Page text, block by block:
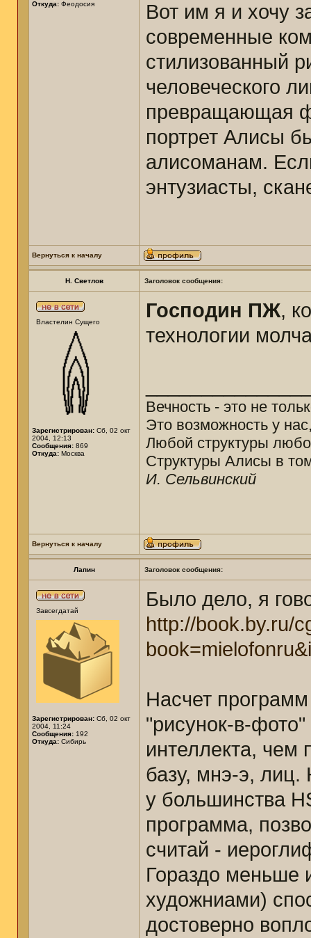
Откуда: Феодосия
Вот им я и хочу
современные
стилизованный
человеческого
превращающая
портрет Алисы
алисоманам.
энтузиасты,
Вернуться к началу
Н. Светлов Заголовок сообщения:
Властелин Сущего
Зарегистрирован: Сб, 02 окт
2004, 12:13
Сообщения: 869
Откуда: Москва
Господин ПЖ,
технологии
Вечность - это не
Это возможность у
Любой структуры
Структуры Алисы в
И. Сельвинский
Вернуться к началу
Лапин Заголовок сообщения:
Завсегдатай
Зарегистрирован: Сб, 02 окт
2004, 11:24
Сообщения: 192
Откуда: Сибирь
Было дело, я
http://book.by.ru/
Насчет
"рисунок-в-
интеллекта, чем
базу, мнэ-э, лиц.
у большинства
программа,
считай -
Гораздо меньше
художниами)
достоверно